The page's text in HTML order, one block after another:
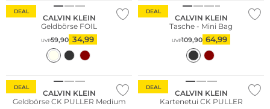
DEAL
CALVIN KLEIN
Geldbörse FOIL
UVP59,90 34,99
DEAL
CALVIN KLEIN
Tasche - Mini Bag
UVP109,90 64,99
DEAL
CALVIN KLEIN
Geldbörse CK PULLER Medium
DEAL
CALVIN KLEIN
Kartenetui CK PULLER